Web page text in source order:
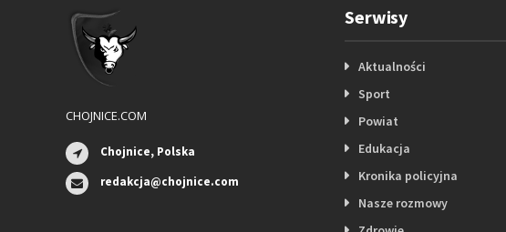
CHOJNICE.COM
Chojnice, Polska
redakcja@chojnice.com
Serwisy
Aktualności
Sport
Powiat
Edukacja
Kronika policyjna
Nasze rozmowy